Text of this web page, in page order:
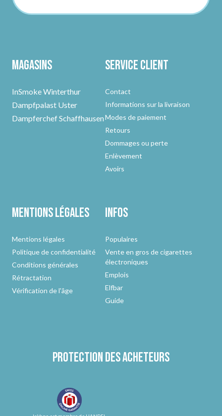
Magasins
InSmoke Winterthur
Dampfpalast Uster
Dampferchef Schaffhausen
Service client
Contact
Informations sur la livraison
Modes de paiement
Retours
Dommages ou perte
Enlèvement
Avoirs
Mentions légales
Mentions légales
Politique de confidentialité
Conditions générales
Rétractation
Vérification de l'âge
Infos
Populaires
Vente en gros de cigarettes
électroniques
Emplois
Elfbar
Guide
Protection des acheteurs